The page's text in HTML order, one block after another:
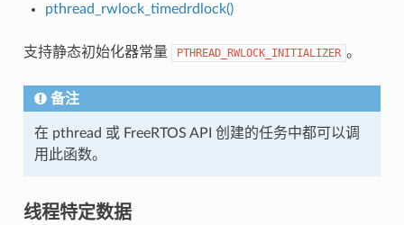
pthread_rwlock_timedrdlock()
支持静态初始化器常量 PTHREAD_RWLOCK_INITIALIZER 。
备注
在 pthread 或 FreeRTOS API 创建的任务中都可以调
用此函数。
线程特定数据